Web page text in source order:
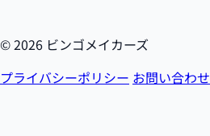
© 2026 ビンゴメイカーズ
プライバシーポリシー お問い合わせ